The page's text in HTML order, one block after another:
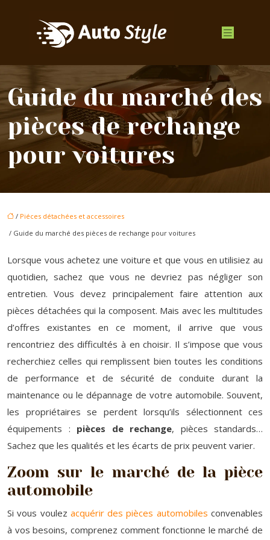
Guide du marché des
pièces de rechange
pour voitures
/ Piéces détachées et accessoires
/ Guide du marché des pièces de rechange pour voitures
Lorsque vous achetez une voiture et que vous en utilisiez au
quotidien, sachez que vous ne devriez pas négliger son
entretien. Vous devez principalement faire attention aux
pièces détachées qui la composent. Mais avec les multitudes
d’offres existantes en ce moment, il arrive que vous
rencontriez des difficultés à en choisir. Il s’impose que vous
recherchiez celles qui remplissent bien toutes les conditions
de performance et de sécurité de conduite durant la
maintenance ou le dépannage de votre automobile. Souvent,
les propriétaires se perdent lorsqu’ils sélectionnent ces
équipements : pièces de rechange, pièces standards…
Sachez que les qualités et les écarts de prix peuvent varier.
Zoom sur le marché de la pièce
automobile
Si vous voulez acquérir des pièces automobiles convenables
à vos besoins, comprenez comment fonctionne le marché de